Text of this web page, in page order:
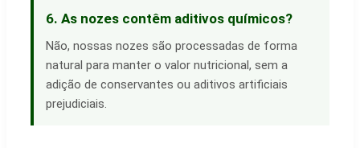
6. As nozes contêm aditivos químicos?
Não, nossas nozes são processadas de forma
natural para manter o valor nutricional, sem a
adição de conservantes ou aditivos artificiais
prejudiciais.